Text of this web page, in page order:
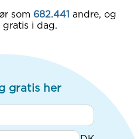
som 682.441 andre, og
i dag.
gratis her